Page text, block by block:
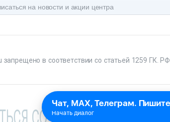
в соответствии со статьей 1259 ГК. РФ.